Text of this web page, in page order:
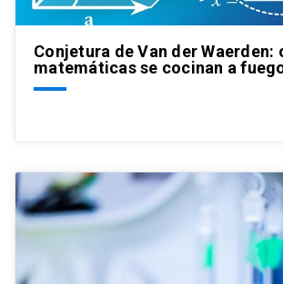
Conjetura de Van der Waerden:
matemáticas se cocinan a